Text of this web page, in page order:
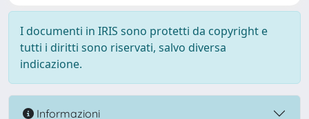
I documenti in IRIS sono protetti da copyright e
tutti i diritti sono riservati, salvo diversa
indicazione.
Informazioni